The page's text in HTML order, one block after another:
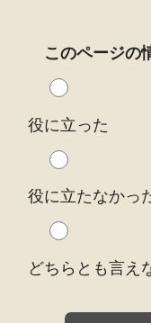
このページの
役に立った
役に立たなかっ
どちらとも言え